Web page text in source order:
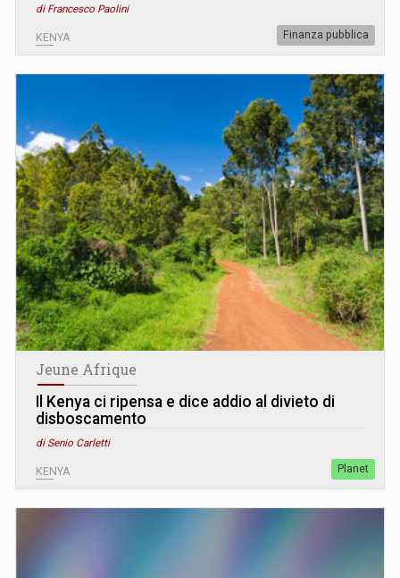
di Francesco Paolini
KENYA Finanza pubblica
Jeune Afrique
Il Kenya ci ripensa e dice addio al divieto di
disboscamento
di Senio Carletti
KENYA Planet